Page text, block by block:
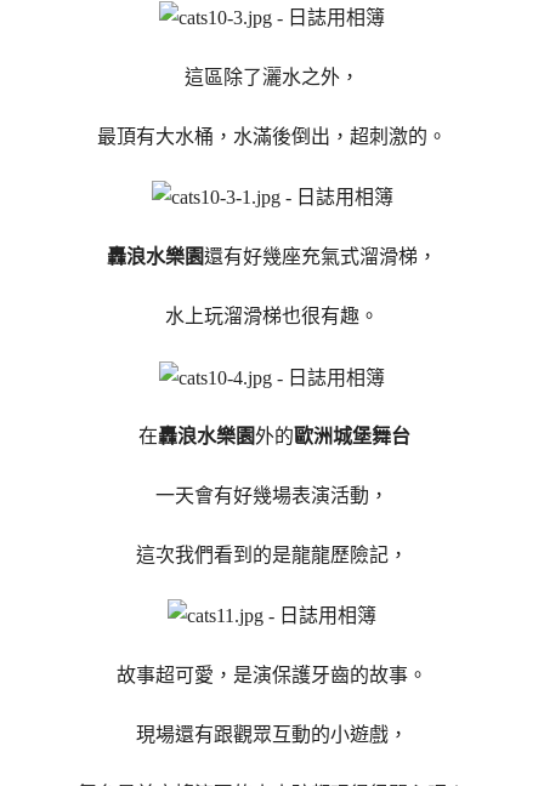
這區除了灑水之外，
最頂有大水桶，水滿後倒出，超刺激的。
轟浪水樂園還有好幾座充氣式溜滑梯，
水上玩溜滑梯也很有趣。
在轟浪水樂園外的 歐洲城堡舞台
一天會有好幾場表演活動，
這次我們看到的是龍龍歷險記，
故事超可愛，是演保護牙齒的故事。
現場還有跟觀眾互動的小遊戲，